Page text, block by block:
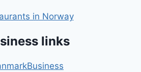
in Norway
links